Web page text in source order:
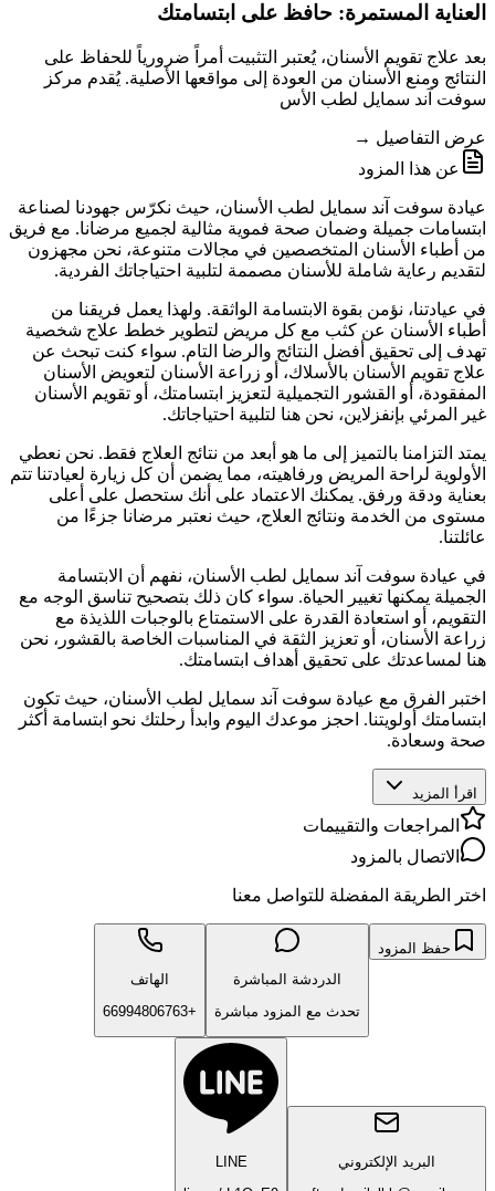
العناية المستمرة: حافظ على ابتسامتك
بعد علاج تقويم الأسنان، يُعتبر التثبيت أمراً ضرورياً للحفاظ على
النتائج ومنع الأسنان من العودة إلى مواقعها الأصلية. يُقدم مركز
سوفت آند سمايل لطب الأس
عرض التفاصيل →
عن هذا المزود
عيادة سوفت آند سمايل لطب الأسنان، حيث نكرّس جهودنا لصناعة
ابتسامات جميلة وضمان صحة فموية مثالية لجميع مرضانا. مع فريق
من أطباء الأسنان المتخصصين في مجالات متنوعة، نحن مجهزون
لتقديم رعاية شاملة للأسنان مصممة لتلبية احتياجاتك الفردية.
في عيادتنا، نؤمن بقوة الابتسامة الواثقة. ولهذا يعمل فريقنا من
أطباء الأسنان عن كثب مع كل مريض لتطوير خطط علاج شخصية
تهدف إلى تحقيق أفضل النتائج والرضا التام. سواء كنت تبحث عن
علاج تقويم الأسنان بالأسلاك، أو زراعة الأسنان لتعويض الأسنان
المفقودة، أو القشور التجميلية لتعزيز ابتسامتك، أو تقويم الأسنان
غير المرئي بإنفزلاين، نحن هنا لتلبية احتياجاتك.
يمتد التزامنا بالتميز إلى ما هو أبعد من نتائج العلاج فقط. نحن نعطي
الأولوية لراحة المريض ورفاهيته، مما يضمن أن كل زيارة لعيادتنا تتم
بعناية ودقة ورفق. يمكنك الاعتماد على أنك ستحصل على أعلى
مستوى من الخدمة ونتائج العلاج، حيث نعتبر مرضانا جزءًا من
عائلتنا.
في عيادة سوفت آند سمايل لطب الأسنان، نفهم أن الابتسامة
الجميلة يمكنها تغيير الحياة. سواء كان ذلك بتصحيح تناسق الوجه مع
التقويم، أو استعادة القدرة على الاستمتاع بالوجبات اللذيذة مع
زراعة الأسنان، أو تعزيز الثقة في المناسبات الخاصة بالقشور، نحن
هنا لمساعدتك على تحقيق أهداف ابتسامتك.
اختبر الفرق مع عيادة سوفت آند سمايل لطب الأسنان، حيث تكون
ابتسامتك أولويتنا. احجز موعدك اليوم وابدأ رحلتك نحو ابتسامة أكثر
صحة وسعادة.
اقرأ المزيد
المراجعات والتقييمات
الاتصال بالمزود
اختر الطريقة المفضلة للتواصل معنا
حفظ المزود
الدردشة المباشرة
تحدث مع المزود مباشرة
الهاتف
+66994806763
البريد الإلكتروني
LINE